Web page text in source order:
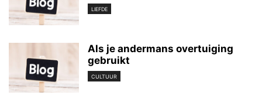
LIEFDE
Als je andermans overtuiging
gebruikt
CULTUUR